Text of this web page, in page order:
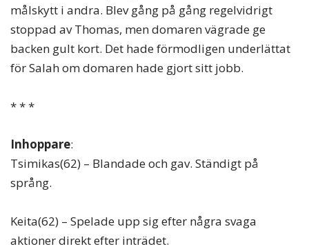
målskytt i andra. Blev gång på gång regelvidrigt
stoppad av Thomas, men domaren vägrade ge
backen gult kort. Det hade förmodligen underlättat
för Salah om domaren hade gjort sitt jobb.
* * *
Inhoppare:
Tsimikas(62) – Blandade och gav. Ständigt på
språng.
Keita(62) – Spelade upp sig efter några svaga
aktioner direkt efter inträdet.